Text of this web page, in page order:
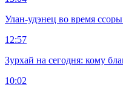
Улан-удэнец во время
12:57
Зурхай на сегодня: кому
10:02